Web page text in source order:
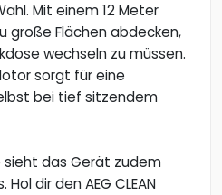
Mit einem 12 Meter
große Flächen abdecken,
wechseln zu müssen.
sorgt für eine
bei tief sitzendem
sieht das Gerät zudem
dir den AEG CLEAN